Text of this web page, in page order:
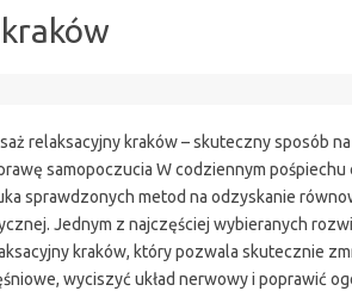
relaksacyjny kraków – skuteczny sposób
samopoczucia W codziennym pośpiechu
sprawdzonych metod na odzyskanie
Jednym z najczęściej wybieranych
kraków, który pozwala skutecznie
wyciszyć układ nerwowy i poprawić